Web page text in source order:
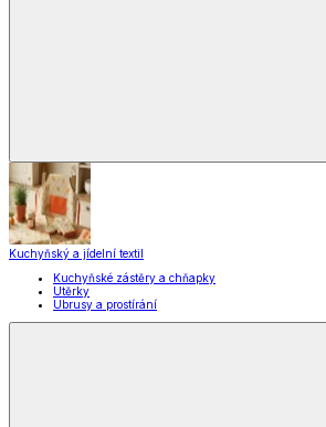
Kuchyňský a jídelní textil
Kuchyňské zástěry a chňapky
Utěrky
Ubrusy a prostírání